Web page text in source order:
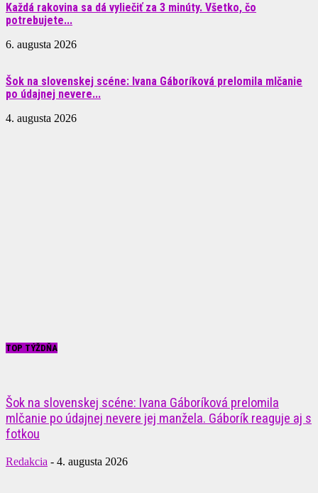
Každá rakovina sa dá vyliečiť za 3 minúty. Všetko, čo
potrebujete...
6. augusta 2026
Šok na slovenskej scéne: Ivana Gáboríková prelomila mlčanie
po údajnej nevere...
4. augusta 2026
TOP TÝŽDŇA
Šok na slovenskej scéne: Ivana Gáboríková prelomila
mlčanie po údajnej nevere jej manžela. Gáborík reaguje aj s
fotkou
Redakcia - 4. augusta 2026